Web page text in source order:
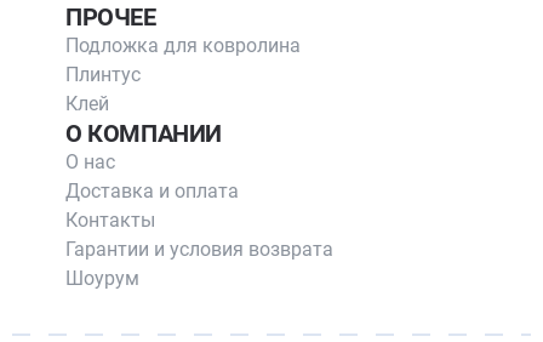
ПРОЧЕЕ
Подложка для ковролина
Плинтус
Клей
О КОМПАНИИ
О нас
Доставка и оплата
Контакты
Гарантии и условия возврата
Шоурум